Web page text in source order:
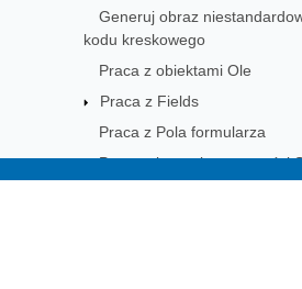
Generuj obraz
kodu kreskowego
Praca z obiektami Ole
Praca z Fields
Praca z Pola formularza
Praca z kontrolą zawartości